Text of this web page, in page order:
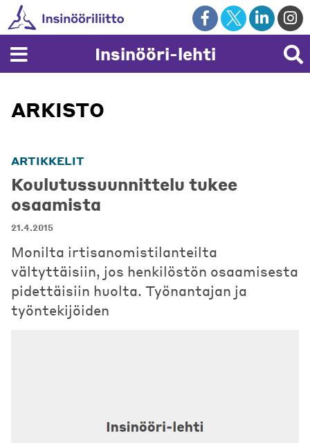
Skip
to
content
Insinööri-lehti
ARKISTO
ARTIKKELIT
Koulutussuunnittelu tukee
osaamista
21.4.2015
Monilta irtisanomistilanteilta
vältyttäisiin, jos henkilöstön osaamisesta
pidettäisiin huolta. Työnantajan ja
työntekijöiden